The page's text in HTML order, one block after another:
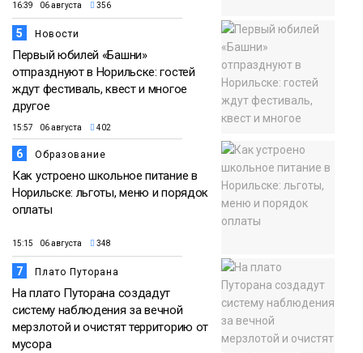
16:39 06 августа 356
5 Новости
Первый юбилей «Башни»
отпразднуют в Норильске: гостей
ждут фестиваль, квест и многое
другое
15:57 06 августа 402
6 Образование
Как устроено школьное питание в
Норильске: льготы, меню и порядок
оплаты
15:15 06 августа 348
7 Плато Путорана
На плато Путорана создадут
систему наблюдения за вечной
мерзлотой и очистят территорию от
мусора